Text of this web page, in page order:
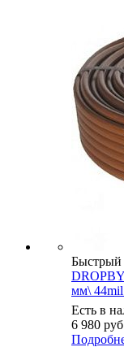
Быстрый
мм\ 44mil
Есть в
6 980